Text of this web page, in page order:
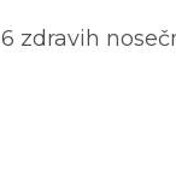
6 zdravih